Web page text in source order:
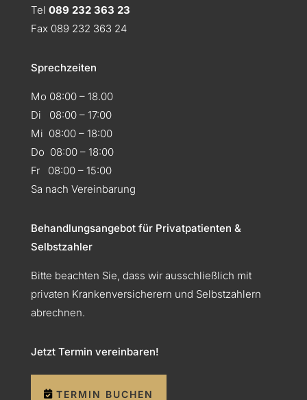
Tel 089 232 363 23
Fax 089 232 363 24
Sprechzeiten
Mo 08:00 – 18.00
Di 08:00 – 17:00
Mi 08:00 – 18:00
Do 08:00 – 18:00
Fr 08:00 – 15:00
Sa nach Vereinbarung
Behandlungsangebot für Privatpatienten &
Selbstzahler
Bitte beachten Sie, dass wir ausschließlich mit
privaten Krankenversicherern und Selbstzahlern
abrechnen.
Jetzt Termin vereinbaren!
TERMIN BUCHEN